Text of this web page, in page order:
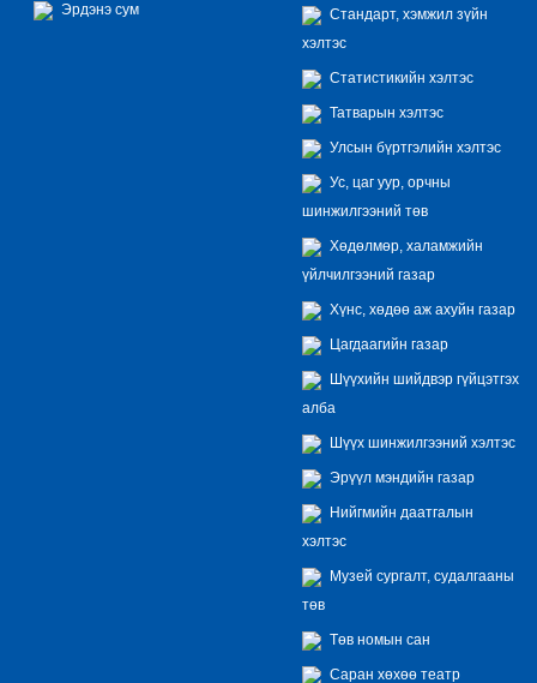
Эрдэнэ сум
Стандарт, хэмжил зүйн
хэлтэс
Статистикийн хэлтэс
Татварын хэлтэс
Улсын бүртгэлийн хэлтэс
Ус, цаг уур, орчны
шинжилгээний төв
Хөдөлмөр, халамжийн
үйлчилгээний газар
Хүнс, хөдөө аж ахуйн газар
Цагдаагийн газар
Шүүхийн шийдвэр гүйцэтгэх
алба
Шүүх шинжилгээний хэлтэс
Эрүүл мэндийн газар
Нийгмийн даатгалын
хэлтэс
Музей сургалт, судалгааны
төв
Төв номын сан
Саран хөхөө театр